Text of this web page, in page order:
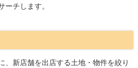
チします。
、新店舗を出店する土地・物件を絞り